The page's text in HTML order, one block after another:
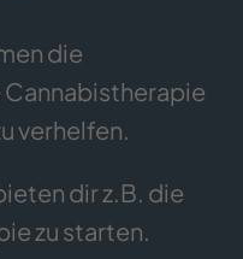
die
verhelfen.
dir z.B. die
zu starten.